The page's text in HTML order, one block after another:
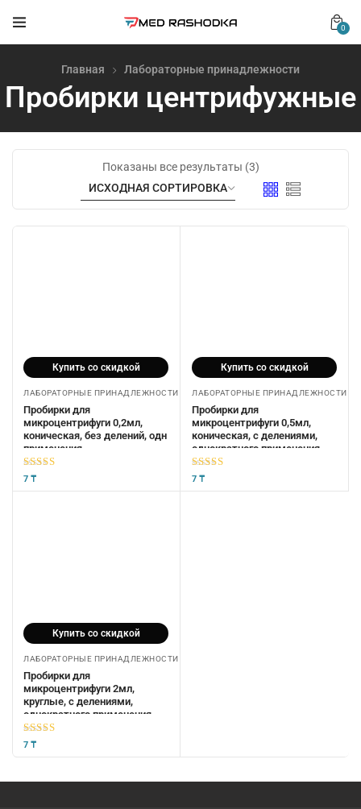
0
Главная Лабораторные принадлежности
Пробирки центрифужные
Показаны все результаты (3)
Купить со скидкой
ЛАБОРАТОРНЫЕ ПРИНАДЛЕЖНОСТИ
Пробирки для
микроцентрифуги 0,2мл,
коническая, без делений, одн
применения
5 из 5
7 ₸
Купить со скидкой
ЛАБОРАТОРНЫЕ ПРИНАДЛЕЖНОСТИ
Пробирки для
микроцентрифуги 0,5мл,
коническая, с делениями,
однократного применения
5 из 5
7 ₸
Купить со скидкой
ЛАБОРАТОРНЫЕ ПРИНАДЛЕЖНОСТИ
Пробирки для
микроцентрифуги 2мл,
круглые, с делениями,
однократного применения
5 из 5
7 ₸